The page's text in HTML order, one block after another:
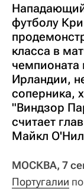
футболу
класса в
чемпионата
Ирландии,
соперника,
"Виндзор
считает
Майкл
МОСКВА, 7
Португалии